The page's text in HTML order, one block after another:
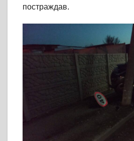
постраждав.